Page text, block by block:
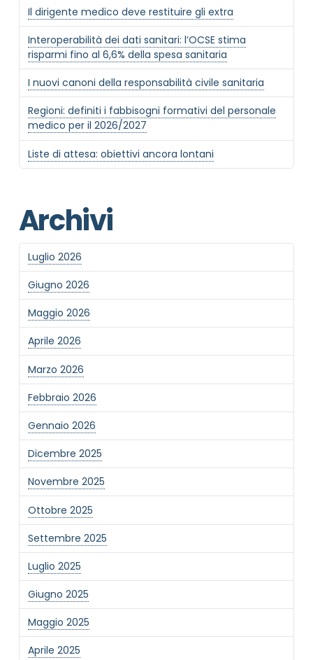
Il dirigente medico deve restituire gli extra
Interoperabilità dei dati sanitari: l’OCSE stima
risparmi fino al 6,6% della spesa sanitaria
I nuovi canoni della responsabilità civile sanitaria
Regioni: definiti i fabbisogni formativi del personale
medico per il 2026/2027
Liste di attesa: obiettivi ancora lontani
Archivi
Luglio 2026
Giugno 2026
Maggio 2026
Aprile 2026
Marzo 2026
Febbraio 2026
Gennaio 2026
Dicembre 2025
Novembre 2025
Ottobre 2025
Settembre 2025
Luglio 2025
Giugno 2025
Maggio 2025
Aprile 2025
Invia